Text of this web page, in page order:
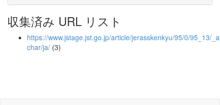
収集済み URL リスト
https://www.jstage.jst.go.jp/article/jerasskenkyu/95/0/95_13/
char/ja/ (3)